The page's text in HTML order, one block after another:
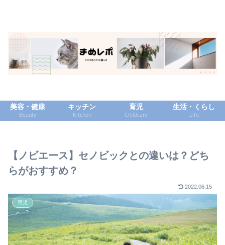
美容・健康
Beauty
キッチン
Kitchen
育児
Childcare
生活・くらし
Life
【ノビエース】セノビックとの違いは？どち
らがおすすめ？
2022.06.15
育児